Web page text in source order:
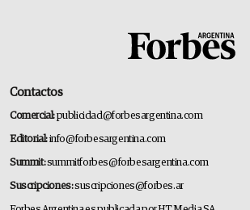
Contactos
Comercial:publicidad@forbesargentina.com
Editorial:info@forbesargentina.com
Summit:summitforbes@forbesargentina.com
Suscripciones:suscripciones@forbes.ar